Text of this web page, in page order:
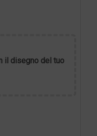
il disegno del tuo